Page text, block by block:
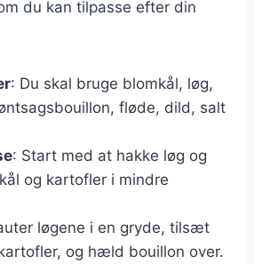
du kan tilpasse efter din
: Du skal bruge blomkål, løg,
fløde, dild, salt
: Start med at hakke løg og
og kartofler i mindre
løgene i en gryde, tilsæt
og hæld bouillon over.